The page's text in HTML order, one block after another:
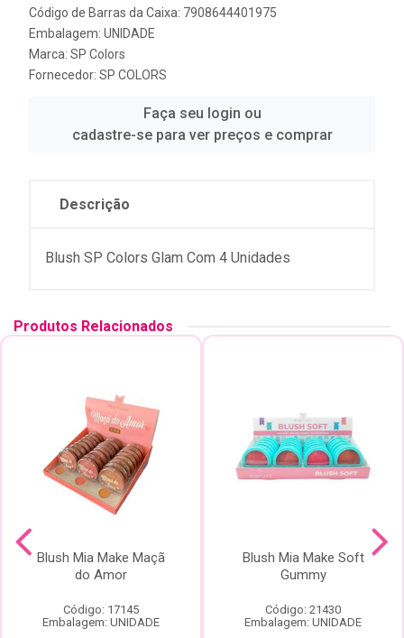
Código de Barras da Caixa: 7908644401975
Embalagem: UNIDADE
Marca: SP Colors
Fornecedor: SP COLORS
Faça seu login ou
cadastre-se para ver preços e comprar
Descrição
Blush SP Colors Glam Com 4 Unidades
Produtos Relacionados
Blush Mia Make Maçã
do Amor
Código: 17145
Embalagem: UNIDADE
Blush Mia Make Soft
Gummy
Código: 21430
Embalagem: UNIDADE